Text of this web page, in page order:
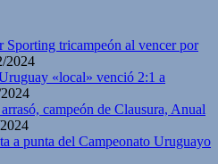
Sporting tricampeón al vencer por
2024
«local» venció 2:1 a
campeón de Clausura, Anual
a punta del Campeonato Uruguayo